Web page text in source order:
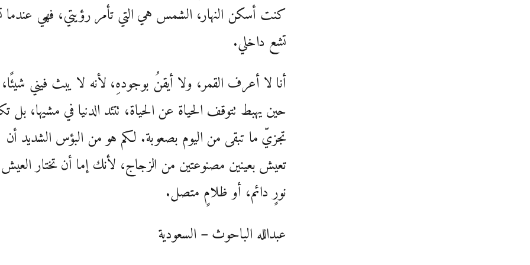
كنت أسكن النهار، الشمس هي التي تأمر رؤيتي، فهي عندما
تشع داخلي.
أنا لا أعرف القمر، ولا أيقنُ بوجودهِ، لأنه لا يبث فيني شيئًا،
حين يهبط تتوقف الحياة عن الحياة، تتئد الدنيا في مشيها، بل
تجزيّ ما تبقى من اليوم بصعوبة. لكم هو من البؤس الشديد أن
تعيش بعينين مصنوعتين من الزجاج، لأنك إما أن تختار
نورٍ دائم، أو ظلامٍ متصل.
عبدالله الباحوث – السعودية